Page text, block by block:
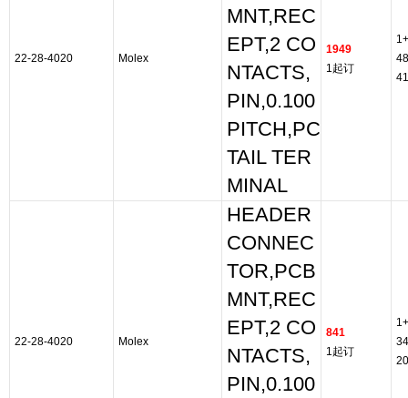
22-28-4020 Molex
MNT,REC
EPT,2 CO
NTACTS,
PIN,0.100
PITCH,PC
TAIL TER
MINAL
1949
1起订
1+
22-28-4020 Molex
HEADER
CONNEC
TOR,PCB
MNT,REC
EPT,2 CO
NTACTS,
PIN,0.100
841
1起订
1+